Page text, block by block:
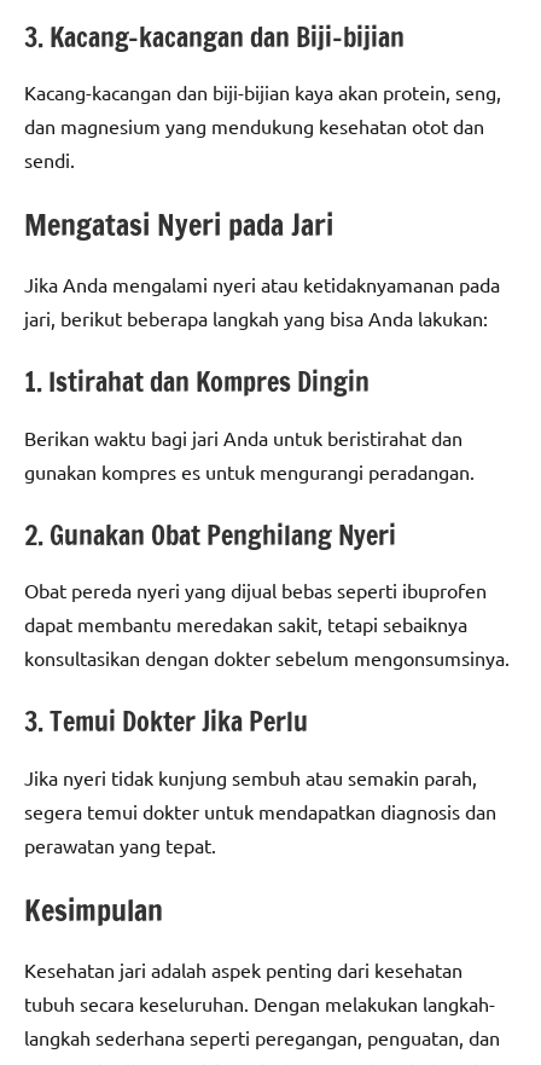
3. Kacang-kacangan dan Biji-bijian
Kacang-kacangan dan biji-bijian kaya akan protein, seng,
dan magnesium yang mendukung kesehatan otot dan
sendi.
Mengatasi Nyeri pada Jari
Jika Anda mengalami nyeri atau ketidaknyamanan pada
jari, berikut beberapa langkah yang bisa Anda lakukan:
1. Istirahat dan Kompres Dingin
Berikan waktu bagi jari Anda untuk beristirahat dan
gunakan kompres es untuk mengurangi peradangan.
2. Gunakan Obat Penghilang Nyeri
Obat pereda nyeri yang dijual bebas seperti ibuprofen
dapat membantu meredakan sakit, tetapi sebaiknya
konsultasikan dengan dokter sebelum mengonsumsinya.
3. Temui Dokter Jika Perlu
Jika nyeri tidak kunjung sembuh atau semakin parah,
segera temui dokter untuk mendapatkan diagnosis dan
perawatan yang tepat.
Kesimpulan
Kesehatan jari adalah aspek penting dari kesehatan
tubuh secara keseluruhan. Dengan melakukan langkah-
langkah sederhana seperti peregangan, penguatan, dan